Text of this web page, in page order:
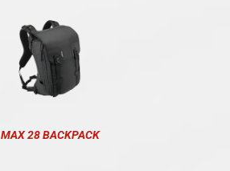
MAX 28 BACKPACK